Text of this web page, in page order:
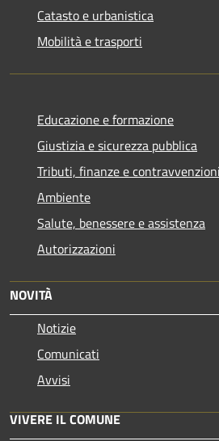
Catasto e urbanistica
Mobilità e trasporti
Educazione e formazione
Giustizia e sicurezza pubblica
Tributi, finanze e contravvenzioni
Ambiente
Salute, benessere e assistenza
Autorizzazioni
NOVITÀ
Notizie
Comunicati
Avvisi
VIVERE IL COMUNE